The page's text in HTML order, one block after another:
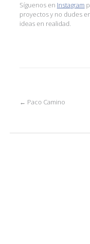
Síguenos en Instagram
proyectos y no dudes
ideas en realidad.
Post
← Paco Camino